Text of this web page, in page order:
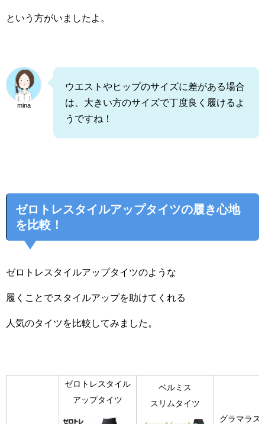
という方がいましたよ。
mina
ウエストやヒップのサイズに差がある場合
は、大きい方のサイズで丁度良く履けるよ
うですね！
ゼロトレスタイルアップタイツの履き心地
を比較！
ゼロトレスタイルアップタイツのような
履くことでスタイルアップを助けてくれる
人気のタイツを比較してみました。
ゼロトレスタイル
アップタイツ
ベルミス
スリムタイツ
グラマラス